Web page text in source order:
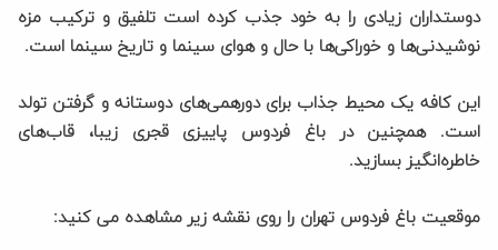
دوستداران زیادی را به خود جذب کرده است تلفیق و ترکیب مزه
نوشیدنی‌ها و خوراکی‌ها با حال و هوای سینما و تاریخ سینما است.
این کافه یک محیط جذاب برای دورهمی‌های دوستانه و گرفتن تولد
است. همچنین در باغ فردوس پاییزی قجری زیبا، قاب‌های
خاطره‌انگیز بسازید.
موقعیت باغ فردوس تهران را روی نقشه زیر مشاهده می کنید: